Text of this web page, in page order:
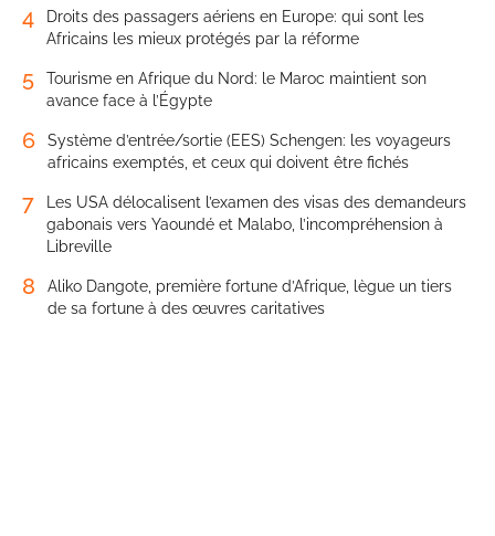
4
Droits des passagers aériens en Europe: qui sont les
Africains les mieux protégés par la réforme
5
Tourisme en Afrique du Nord: le Maroc maintient son
avance face à l’Égypte
6
Système d’entrée/sortie (EES) Schengen: les voyageurs
africains exemptés, et ceux qui doivent être fichés
7
Les USA délocalisent l’examen des visas des demandeurs
gabonais vers Yaoundé et Malabo, l’incompréhension à
Libreville
8
Aliko Dangote, première fortune d’Afrique, lègue un tiers
de sa fortune à des œuvres caritatives